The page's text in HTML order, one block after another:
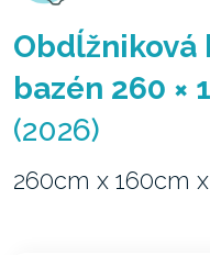
Obdĺžniková
bazén 260 ×
(2026)
260cm x 160cm